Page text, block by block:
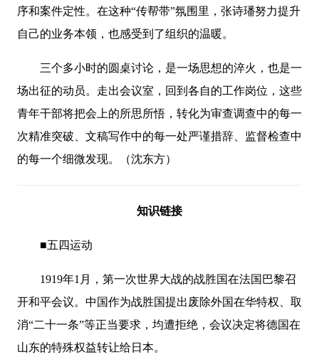
序和案件定性。在这种“传帮带”氛围里，张诗璠努力提升
自己的业务本领，也感受到了组织的温暖。
三个多小时的圆桌讨论，是一场思想的淬火，也是一
场出征的动员。走出会议室，回到各自的工作岗位，这些
青年干部将把会上的所思所悟，转化为审查调查中的每一
次精准突破、文稿写作中的每一处严谨措辞、监督检查中
的每一个细微发现。（沈东方）
知识链接
■五四运动
1919年1月，第一次世界大战的战胜国在法国巴黎召
开和平会议。中国作为战胜国提出废除外国在华特权、取
消“二十一条”等正当要求，均遭拒绝，会议决定将德国在
山东的特殊权益转让给日本。